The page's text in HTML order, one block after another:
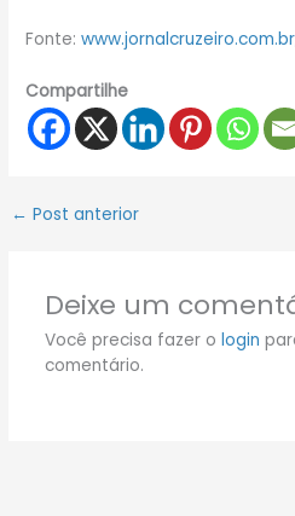
Fonte:
Compartilhe
← Post anterior
Deixe um
Você precisa fazer o login
comentário.